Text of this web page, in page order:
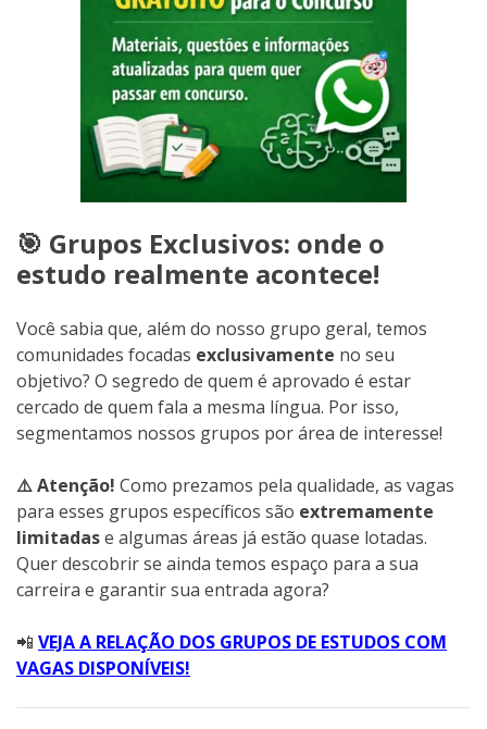
🎯 Grupos Exclusivos: onde o
estudo realmente acontece!
Você sabia que, além do nosso grupo geral, temos
comunidades focadas exclusivamente no seu
objetivo? O segredo de quem é aprovado é estar
cercado de quem fala a mesma língua. Por isso,
segmentamos nossos grupos por área de interesse!
⚠️ Atenção! Como prezamos pela qualidade, as vagas
para esses grupos específicos são extremamente
limitadase algumas áreas já estão quase lotadas.
Quer descobrir se ainda temos espaço para a sua
carreira e garantir sua entrada agora?
📲 VEJA A RELAÇÃO DOS GRUPOS DE ESTUDOS COM
VAGAS DISPONÍVEIS!